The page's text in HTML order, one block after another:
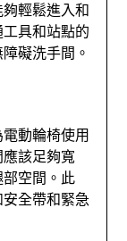
輕鬆進入和
具和站點的
礙洗手間。
動輪椅使用
該足夠寬
空間。此
全帶和緊急